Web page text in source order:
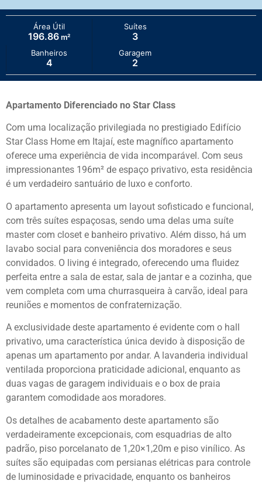
Área Útil
196.86m²
Suítes
3
Banheiros
4
Garagem
2
Apartamento Diferenciado no Star Class
Com uma localização privilegiada no prestigiado Edifício
Star Class Home em Itajaí, este magnífico apartamento
oferece uma experiência de vida incomparável. Com seus
impressionantes 196m² de espaço privativo, esta residência
é um verdadeiro santuário de luxo e conforto.
O apartamento apresenta um layout sofisticado e funcional,
com três suítes espaçosas, sendo uma delas uma suíte
master com closet e banheiro privativo. Além disso, há um
lavabo social para conveniência dos moradores e seus
convidados. O living é integrado, oferecendo uma fluidez
perfeita entre a sala de estar, sala de jantar e a cozinha, que
vem completa com uma churrasqueira à carvão, ideal para
reuniões e momentos de confraternização.
A exclusividade deste apartamento é evidente com o hall
privativo, uma característica única devido à disposição de
apenas um apartamento por andar. A lavanderia individual
ventilada proporciona praticidade adicional, enquanto as
duas vagas de garagem individuais e o box de praia
garantem comodidade aos moradores.
Os detalhes de acabamento deste apartamento são
verdadeiramente excepcionais, com esquadrias de alto
padrão, piso porcelanato de 1,20×1,20m e piso vinílico. As
suítes são equipadas com persianas elétricas para controle
de luminosidade e privacidade, enquanto os banheiros